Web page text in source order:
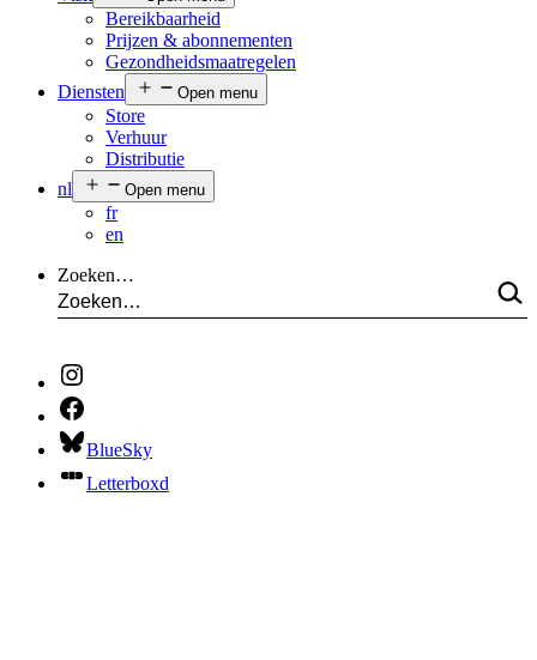
Bereikbaarheid
Prijzen & abonnementen
Gezondheidsmaatregelen
Diensten
Open menu
Store
Verhuur
Distributie
nl
Open menu
fr
en
Zoeken…
BlueSky
Letterboxd